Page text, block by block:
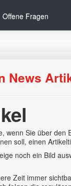
Offene Fragen
News
wenn Sie über
soll, einen
noch ein Bild
Zeit immer